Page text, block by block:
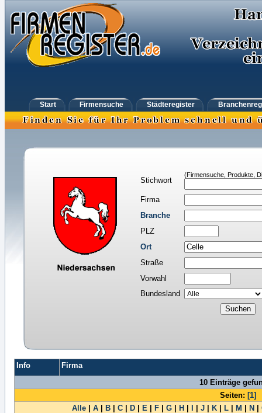
Start Firmensuche Städteregister
Stichwort
(Firmensuche, Produkte,
Firma
Branche
PLZ
Ort
Straße
Vorwahl
Bundesland
Info
Firma
10 Einträge
Seiten: [1]
Alle
A B C D E F G H J K L M N